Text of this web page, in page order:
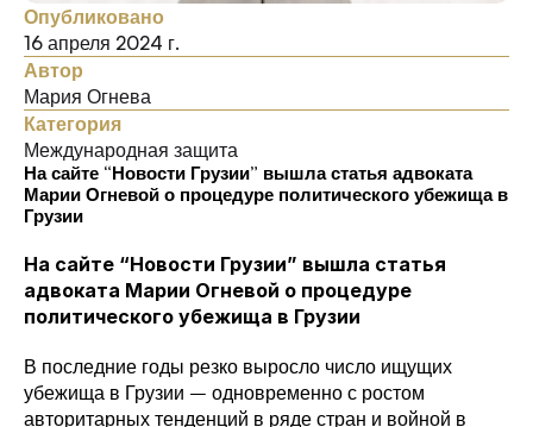
Опубликовано
16 апреля 2024 г.
Автор
Мария Огнева
Категория
Международная защита
На сайте “Новости Грузии” вышла статья адвоката
Марии Огневой о процедуре политического убежища в
Грузии
На сайте “Новости Грузии” вышла статья
адвоката Марии Огневой о процедуре
политического убежища в Грузии
В последние годы резко выросло число ищущих
убежища в Грузии – одновременно с ростом
авторитарных тенденций в ряде стран и войной в